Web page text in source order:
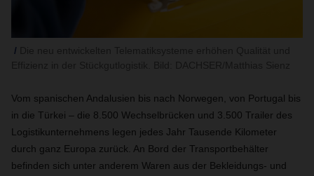
Vom spanischen Andalusien bis nach Norwegen, von Portugal bis
in die Türkei – die 8.500 Wechselbrücken und 3.500 Trailer des
Logistikunternehmens legen jedes Jahr Tausende Kilometer
durch ganz Europa zurück. An Bord der Transportbehälter
befinden sich unter anderem Waren aus der Bekleidungs- und